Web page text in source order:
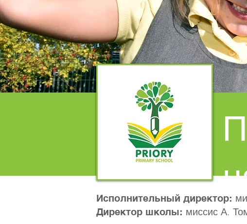
Исполнительный директор:
Директор школы: миссис А.